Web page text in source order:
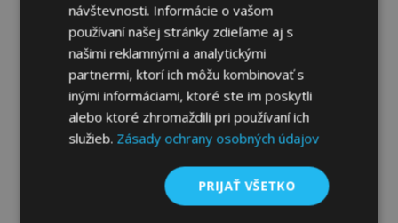
3D Gumené rohože No.77 pre MERCEDES
G-CLASS II W463 1990-2018 (3 ks)
46,95 €
Pridať Do Košíka
Pridať
návštevnosti. Informácie o vašom
používaní našej stránky zdieľame aj s
našimi reklamnými a analytickými
partnermi, ktorí ich môžu kombinovať s
inými informáciami, ktoré ste im poskytli
alebo ktoré zhromaždili pri používaní ich
služieb. Zásady ochrany osobných údajov
PRIJAŤ VŠETKO